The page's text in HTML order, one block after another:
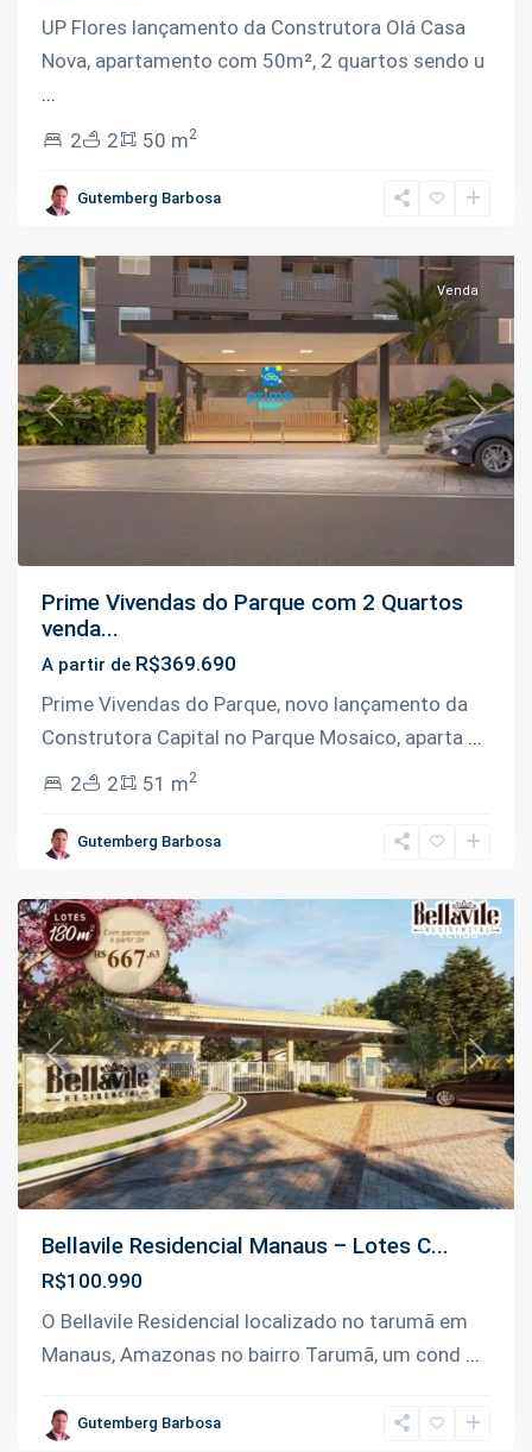
UP Flores lançamento da Construtora Olá Casa
Nova, apartamento com 50m², 2 quartos sendo u
...
2
2 50 m2
Gutemberg Barbosa
Planalto,
Previous Next
Venda
Prime Vivendas do Parque com 2 Quartos
venda...
A partir de R$369.690
Prime Vivendas do Parque, novo lançamento da
Construtora Capital no Parque Mosaico, aparta ...
2
2 51 m2
Gutemberg Barbosa
Tarumã,
Previous Next
Venda
Bellavile Residencial Manaus – Lotes C...
R$100.990
O Bellavile Residencial localizado no tarumã em
Manaus, Amazonas no bairro Tarumã, um cond ...
Gutemberg Barbosa
Ramal
Paricatuba,